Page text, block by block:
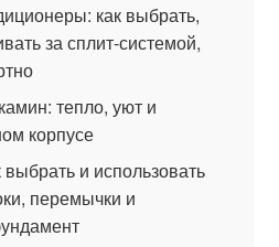
как выбрать,
за сплит-системой,
тепло, уют и
корпусе
и использовать
перемычки и